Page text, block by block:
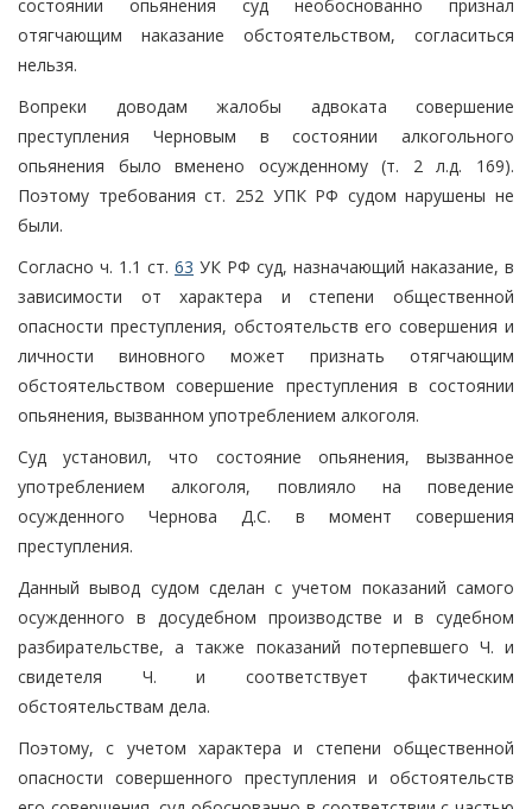
состоянии опьянения суд необоснованно признал
отягчающим наказание обстоятельством, согласиться
нельзя.
Вопреки доводам жалобы адвоката совершение
преступления Черновым в состоянии алкогольного
опьянения было вменено осужденному (т. 2 л.д. 169).
Поэтому требования ст. 252 УПК РФ судом нарушены не
были.
Согласно ч. 1.1 ст. 63 УК РФ суд, назначающий наказание, в
зависимости от характера и степени общественной
опасности преступления, обстоятельств его совершения и
личности виновного может признать отягчающим
обстоятельством совершение преступления в состоянии
опьянения, вызванном употреблением алкоголя.
Суд установил, что состояние опьянения, вызванное
употреблением алкоголя, повлияло на поведение
осужденного Чернова Д.С. в момент совершения
преступления.
Данный вывод судом сделан с учетом показаний самого
осужденного в досудебном производстве и в судебном
разбирательстве, а также показаний потерпевшего Ч. и
свидетеля Ч. и соответствует фактическим
обстоятельствам дела.
Поэтому, с учетом характера и степени общественной
опасности совершенного преступления и обстоятельств